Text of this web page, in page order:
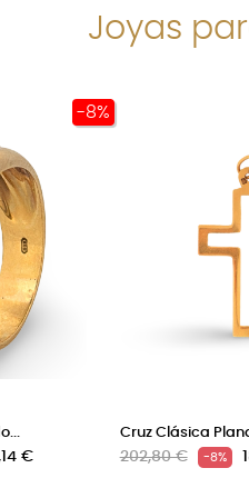
Joyas
-8%
€
Cruz Clásica
Precio
202,80 € -8%